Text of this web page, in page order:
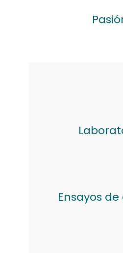
Ensayos